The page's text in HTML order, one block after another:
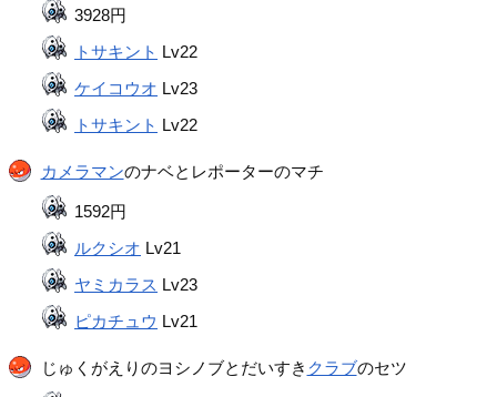
3928円
トサキント Lv22
ケイコウオ Lv23
トサキント Lv22
カメラマンのナベとレポーターのマチ
1592円
ルクシオ Lv21
ヤミカラス Lv23
ピカチュウ Lv21
じゅくがえりのヨシノブとだいすき クラブのセツ